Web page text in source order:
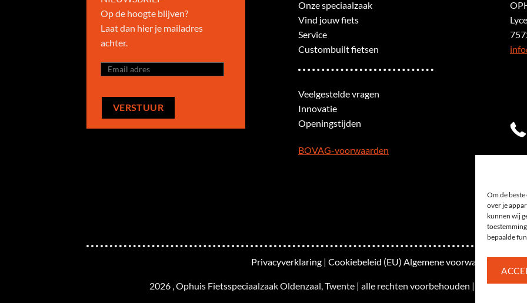
Om de
over je
kunnen wij
bepaalde
Op de hoogte blijven?
Laat dan hier je mailadres
achter.
Onze speciaalzaak
Vind jouw fiets
Service
Custombuilt fietsen
Veelgestelde vragen
Innovatie
Openingstijden
BOVAG-voorwaarden
Privacyverklaring | Cookiebeleid (EU) Algemene voorwaarden
2026 , Ophuis Fietsspeciaalzaak Oldenzaal, Twente | alle rechten voorbehouden |